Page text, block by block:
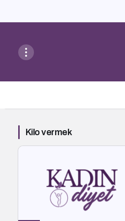
Kilo vermek